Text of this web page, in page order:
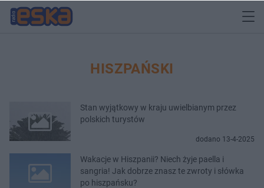
HISZPAŃSKI
Stan wyjątkowy w kraju uwielbianym przez
polskich turystów
dodano 13-4-2025
Wakacje w Hiszpanii? Niech żyje paella i
sangria! Jak dobrze znasz te zwroty i słówka
po hiszpańsku?